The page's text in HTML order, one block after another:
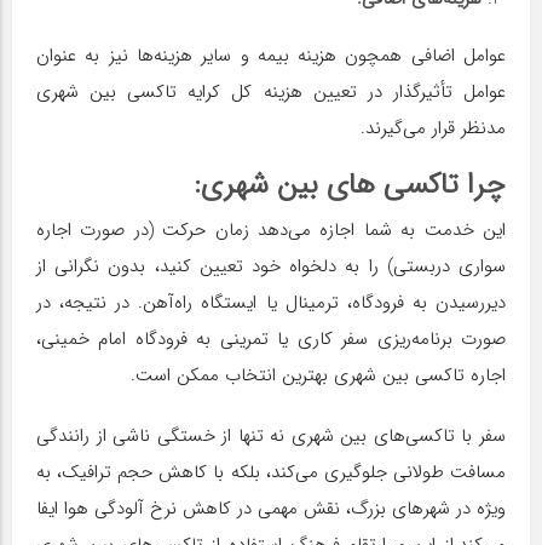
عوامل اضافی همچون هزینه بیمه و سایر هزینه‌ها نیز به عنوان
عوامل تأثیرگذار در تعیین هزینه کل کرایه تاکسی بین شهری
مدنظر قرار می‌گیرند.
چرا تاکسی های بین شهری:
این خدمت به شما اجازه می‌دهد زمان حرکت (در صورت اجاره
سواری دربستی) را به دلخواه خود تعیین کنید، بدون نگرانی از
دیررسیدن به فرودگاه، ترمینال یا ایستگاه راه‌آهن. در نتیجه، در
صورت برنامه‌ریزی سفر کاری یا تمرینی به فرودگاه امام خمینی،
اجاره تاکسی بین شهری بهترین انتخاب ممکن است.
سفر با تاکسی‌های بین شهری نه تنها از خستگی ناشی از رانندگی
مسافت طولانی جلوگیری می‌کند، بلکه با کاهش حجم ترافیک، به
ویژه در شهرهای بزرگ، نقش مهمی در کاهش نرخ آلودگی هوا ایفا